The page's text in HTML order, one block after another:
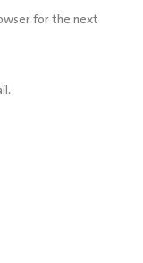
for the next